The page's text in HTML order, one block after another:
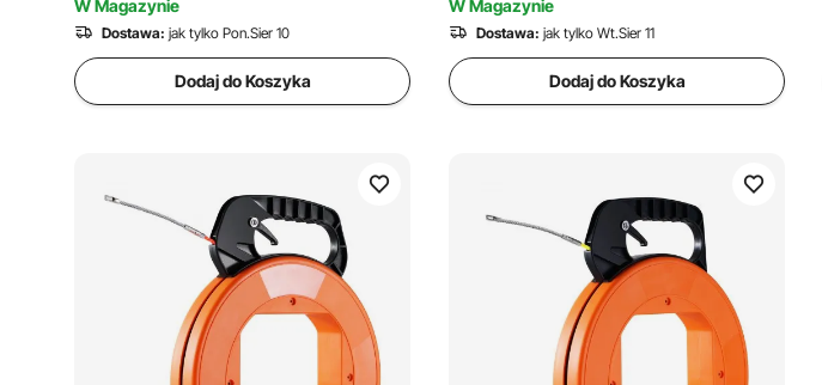
W Magazynie
Dostawa: jak tylko Pon.Sier 10
Dodaj do Koszyka
W Magazynie
Dostawa: jak tylko Wt.Sier 11
Dodaj do Koszyka